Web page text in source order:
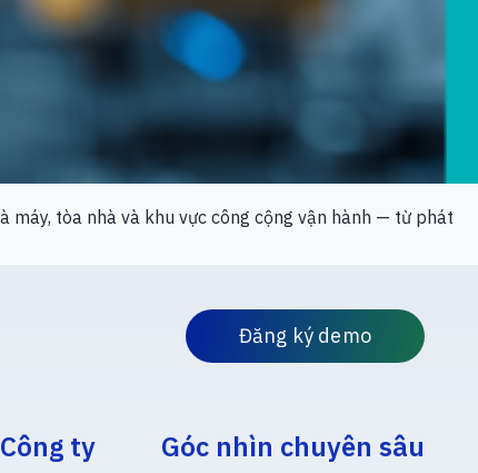
máy, tòa nhà và khu vực công cộng vận hành — từ phát
Đăng ký demo
Công ty Góc nhìn chuyên sâu